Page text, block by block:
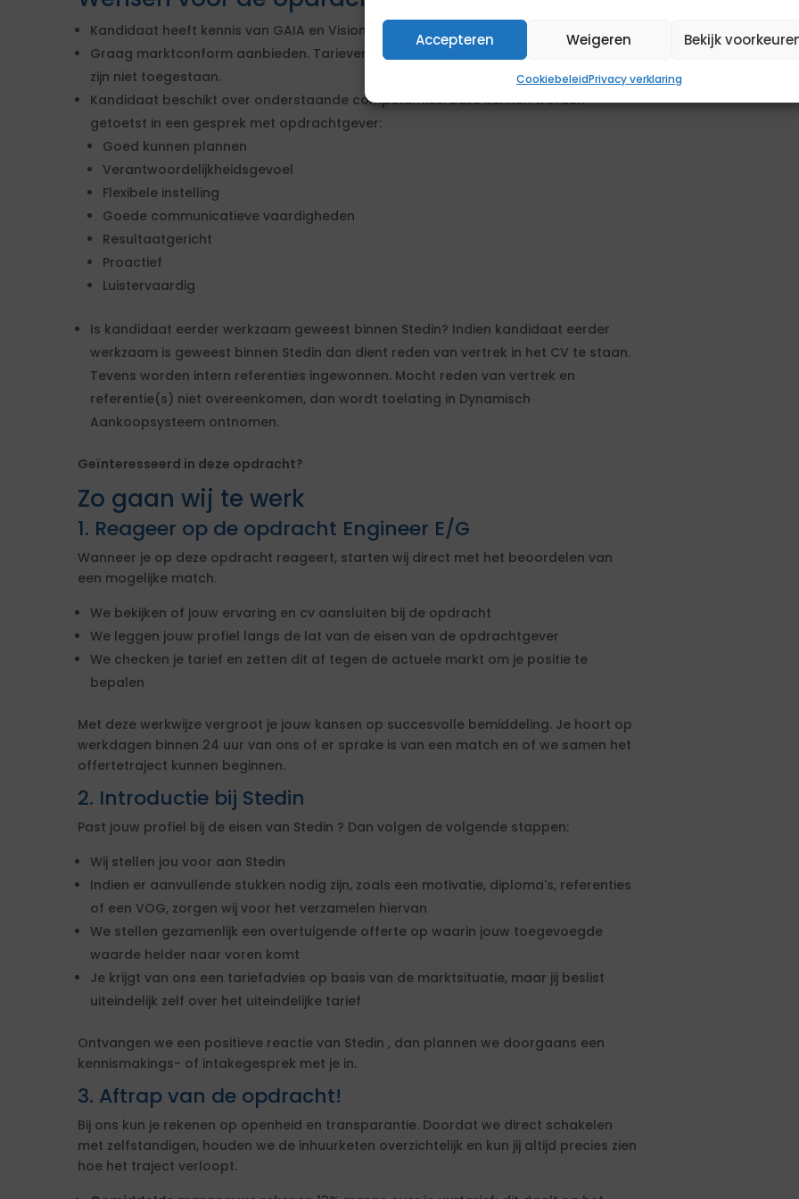
Accepteren Weigeren Bekijk
CookiebeleidPrivacy verklaring
Kandidaat heeft kennis van GAIA en Vision.
Graag marktconform aanbieden. Tarieven dienen all-in te zijn. Losse declaraties
zijn niet toegestaan.
Kandidaat beschikt over onderstaande competenties. Deze kunnen worden
getoetst in een gesprek met opdrachtgever:
Goed kunnen plannen
Verantwoordelijkheidsgevoel
Flexibele instelling
Goede communicatieve vaardigheden
Resultaatgericht
Proactief
Luistervaardig
Is kandidaat eerder werkzaam geweest binnen Stedin? Indien kandidaat eerder
werkzaam is geweest binnen Stedin dan dient reden van vertrek in het CV te staan.
Tevens worden intern referenties ingewonnen. Mocht reden van vertrek en
referentie(s) niet overeenkomen, dan wordt toelating in Dynamisch
Aankoopsysteem ontnomen.
Geïnteresseerd in deze opdracht?
Zo gaan wij te werk
1. Reageer op de opdracht Engineer E/G
Wanneer je op deze opdracht reageert, starten wij direct met het beoordelen van
een mogelijke match.
We bekijken of jouw ervaring en cv aansluiten bij de opdracht
We leggen jouw profiel langs de lat van de eisen van de opdrachtgever
We checken je tarief en zetten dit af tegen de actuele markt om je positie te
bepalen
Met deze werkwijze vergroot je jouw kansen op succesvolle bemiddeling. Je hoort op
werkdagen binnen 24 uur van ons of er sprake is van een match en of we samen het
offertetraject kunnen beginnen.
2. Introductie bij Stedin
Past jouw profiel bij de eisen van Stedin ? Dan volgen de volgende stappen:
Wij stellen jou voor aan Stedin
Indien er aanvullende stukken nodig zijn, zoals een motivatie, diploma's, referenties
of een VOG, zorgen wij voor het verzamelen hiervan
We stellen gezamenlijk een overtuigende offerte op waarin jouw toegevoegde
waarde helder naar voren komt
Je krijgt van ons een tariefadvies op basis van de marktsituatie, maar jij beslist
uiteindelijk zelf over het uiteindelijke tarief
Ontvangen we een positieve reactie van Stedin , dan plannen we doorgaans een
kennismakings- of intakegesprek met je in.
3. Aftrap van de opdracht!
Bij ons kun je rekenen op openheid en transparantie. Doordat we direct schakelen
met zelfstandigen, houden we de inhuurketen overzichtelijk en kun jij altijd precies zien
hoe het traject verloopt.